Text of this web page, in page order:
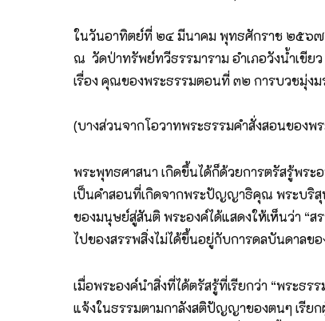
ในวันอาทิตย์ที่ ๒๔ มีนาคม พุทธศักราช ๒๕๖๗
ณ วัดป่าทรัพย์ทวีธรรมาราม อำเภอวังน้ำเขีย
เรื่อง คุณของพระธรรมตอนที่ ๓๒ การบวชมุ่ง
(บางส่วนจากโอวาทพระธรรมคำสั่งสอนของพ
พระพุทธศาสนา เกิดขึ้นได้ก็ด้วยการตรัสรู้พระ
เป็นคำสอนที่เกิดจากพระปัญญาธิคุณ พระบริสุ
ของมนุษย์สู่สันติ พระองค์ได้แสดงให้เห็นว่า “ส
ไปของสรรพสิ่งไม่ได้ขึ้นอยู่กับการดลบันดาลข
เมื่อพระองค์นำสิ่งที่ได้ตรัสรู้ที่เรียกว่า “พระธ
แจ้งในธรรมตามกาลังสติปัญญาของตนๆ เรียก